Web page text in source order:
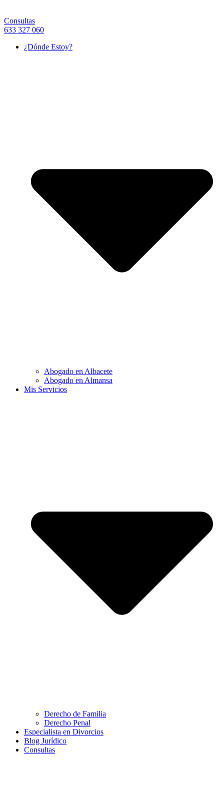
Consultas
633 327 060
¿Dónde Estoy?
Abogado en Albacete
Abogado en Almansa
Mis Servicios
Derecho de Familia
Derecho Penal
Especialista en Divorcios
Blog Jurídico
Consultas